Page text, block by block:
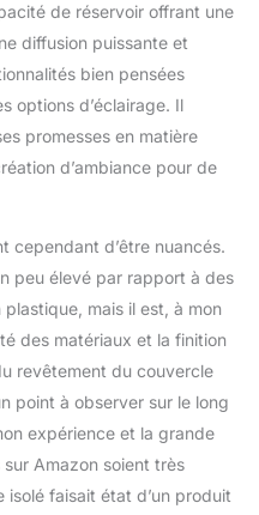
de réservoir offrant une
diffusion puissante et
bien pensées
options d’éclairage. Il
promesses en matière
d’ambiance pour de
cependant d’être nuancés.
peu élevé par rapport à des
mais il est, à mon
des matériaux et la finition
revêtement du couvercle
point à observer sur le long
expérience et la grande
Amazon soient très
isolé faisait état d’un produit